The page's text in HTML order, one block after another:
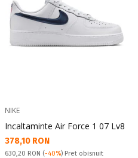
NIKE
Incaltaminte Air Force 1 07 Lv8
Текуща цена:
378,10 RON
Pret obisnuit:
630,20 RON (-40%) Pret obisnuit